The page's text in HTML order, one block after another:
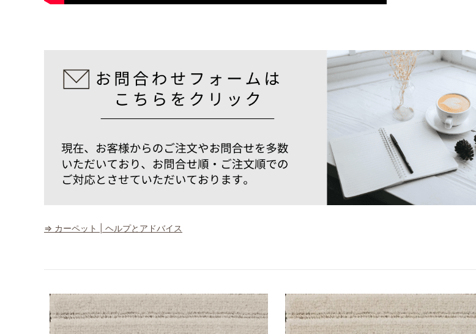
⇒ カーペット | ヘルプとアドバイス